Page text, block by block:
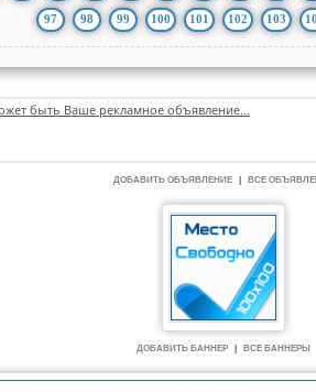
97 98 99 100 101 102 103
быть Ваше рекламное объявление...
ДОБАВИТЬ ОБЪЯВЛЕНИЕ ВСЕ
ДОБАВИТЬ БАННЕР ВСЕ БАННЕРЫ